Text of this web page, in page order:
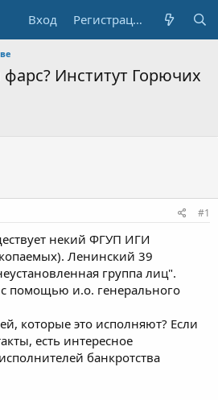
Вход Регистрация
Институт Горючих
#1
некий ФГУП ИГИ
Ленинский 39
группа лиц".
помощью и.о. генерального
которые это исполняют? Если
есть интересное
банкротства